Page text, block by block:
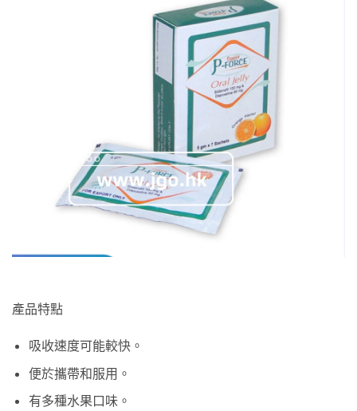
產品特點
吸收速度可能較快。
便於攜帶和服用。
有多種水果口味。